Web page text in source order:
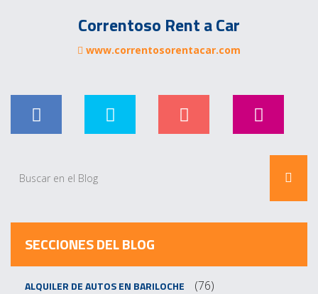
Correntoso Rent a Car
www.correntosorentacar.com
SECCIONES DEL BLOG
ALQUILER DE AUTOS EN BARILOCHE (76)